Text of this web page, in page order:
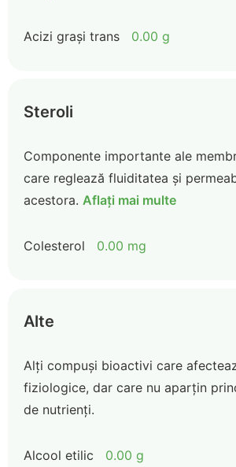
Acizi grași trans 0.00 g
Steroli
Componente importante ale
care reglează fluiditatea și
acestora. Aflați mai multe
Colesterol 0.00 mg
Alte
Alți compuși bioactivi care
fiziologice, dar care nu aparțin
de nutrienți.
Alcool etilic 0.00 g